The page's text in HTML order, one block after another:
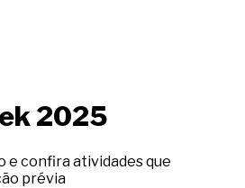
2025
e confira atividades que
prévia